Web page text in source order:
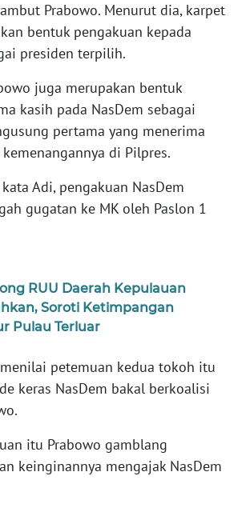
Prabowo. Menurut dia, karpet
bentuk pengakuan kepada
presiden terpilih.
juga merupakan bentuk
kasih pada NasDem sebagai
pertama yang menerima
di Pilpres.
Adi, pengakuan NasDem
gugatan ke MK oleh Paslon 1
RUU Daerah Kepulauan
Soroti Ketimpangan
Pulau Terluar
petemuan kedua tokoh itu
keras NasDem bakal berkoalisi
itu Prabowo gamblang
keinginannya mengajak NasDem